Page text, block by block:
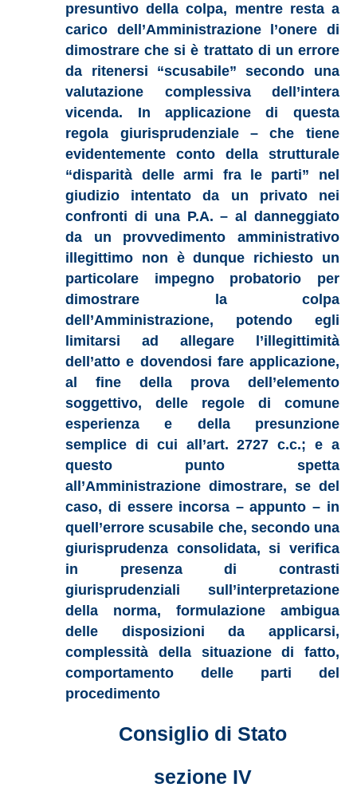
presuntivo della colpa, mentre resta a
carico dell’Amministrazione l’onere di
dimostrare che si è trattato di un errore
da ritenersi “scusabile” secondo una
valutazione complessiva dell’intera
vicenda. In applicazione di questa
regola giurisprudenziale – che tiene
evidentemente conto della strutturale
“disparità delle armi fra le parti” nel
giudizio intentato da un privato nei
confronti di una P.A. – al danneggiato
da un provvedimento amministrativo
illegittimo non è dunque richiesto un
particolare impegno probatorio per
dimostrare la colpa
dell’Amministrazione, potendo egli
limitarsi ad allegare l’illegittimità
dell’atto e dovendosi fare applicazione,
al fine della prova dell’elemento
soggettivo, delle regole di comune
esperienza e della presunzione
semplice di cui all’art. 2727 c.c.; e a
questo punto spetta
all’Amministrazione dimostrare, se del
caso, di essere incorsa – appunto – in
quell’errore scusabile che, secondo una
giurisprudenza consolidata, si verifica
in presenza di contrasti
giurisprudenziali sull’interpretazione
della norma, formulazione ambigua
delle disposizioni da applicarsi,
complessità della situazione di fatto,
comportamento delle parti del
procedimento
Consiglio di Stato
sezione IV